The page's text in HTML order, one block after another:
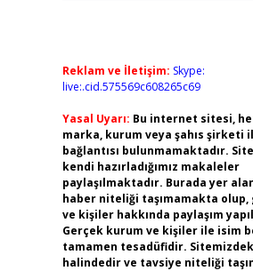
Reklam ve İletişim: Skype:
live:.cid.575569c608265c69
Yasal Uyarı: Bu internet sitesi,
marka, kurum veya şahıs şirketi
bağlantısı bulunmamaktadır.
kendi hazırladığımız makaleler
paylaşılmaktadır. Burada yer
haber niteliği taşımamakta
ve kişiler hakkında paylaşım
Gerçek kurum ve kişiler ile isim
tamamen tesadüfidir.
halindedir ve tavsiye niteliği